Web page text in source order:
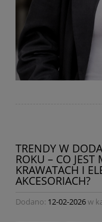
TRENDY W
ROKU – CO
KRAWATACH I
AKCESORIACH?
Dodano: 12-02-2026w